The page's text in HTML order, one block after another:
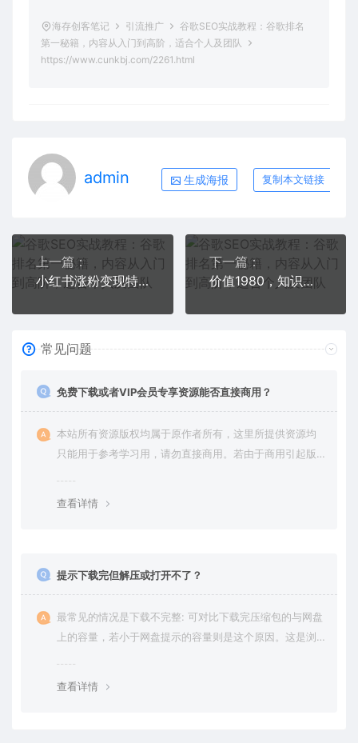
海存创客笔记 引流推广
谷歌SEO实战教程：谷歌排名
第一秘籍，内容从入门到高阶，适合个人及团队
https://www.cunkbj.com/2261.html
admin 生成海报 复制本文链接
上一篇：
小红书涨粉变现特训·第6期，手把手教你打造爆款笔记（3月新课）
下一篇：
价值1980，知识星球课程，流量堆积器，冷门暴力引流项目，全网最新玩法
常见问题
免费下载或者VIP会员专享资源能否直接商用？
本站所有资源版权均属于原作者所有，这里所提供资源均
只能用于参考学习用，请勿直接商用。若由于商用引起版
查看详情
提示下载完但解压或打开不了？
最常见的情况是下载不完整: 可对比下载完压缩包的与网盘
上的容量，若小于网盘提示的容量则是这个原因。这是浏
查看详情